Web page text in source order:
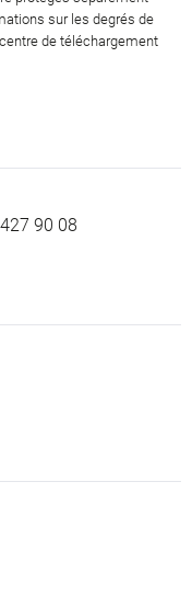
sur les degrés de
de téléchargement
90 08